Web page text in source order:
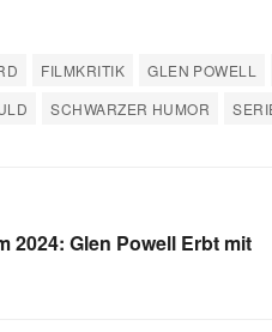
FILMKRITIK GLEN POWELL
SCHWARZER HUMOR
2024: Glen Powell Erbt mit